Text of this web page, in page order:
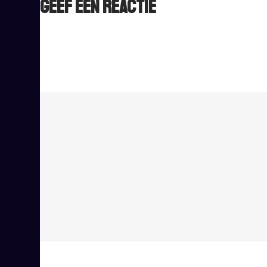
Geef een reactie